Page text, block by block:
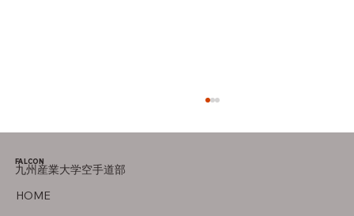
後期の目標
HOME
FALCON
九州産業大学空手道部